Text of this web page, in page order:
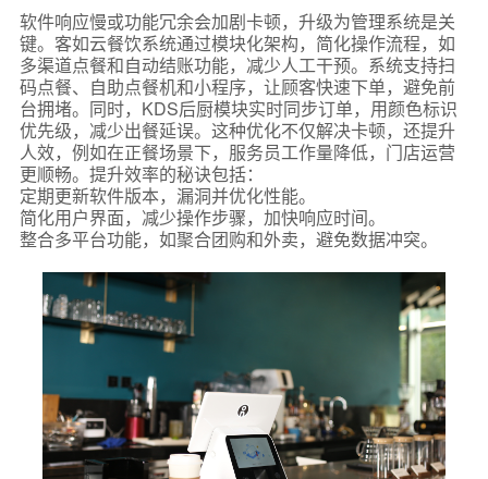
软件响应慢或功能冗余会加剧卡顿，升级为管理系统是关
键。客如云餐饮系统通过模块化架构，简化操作流程，如
多渠道点餐和自动结账功能，减少人工干预。系统支持扫
码点餐、自助点餐机和小程序，让顾客快速下单，避免前
台拥堵。同时，KDS后厨模块实时同步订单，用颜色标识
优先级，减少出餐延误。这种优化不仅解决卡顿，还提升
人效，例如在正餐场景下，服务员工作量降低，门店运营
更顺畅。提升效率的秘诀包括：
定期更新软件版本，漏洞并优化性能。
简化用户界面，减少操作步骤，加快响应时间。
整合多平台功能，如聚合团购和外卖，避免数据冲突。